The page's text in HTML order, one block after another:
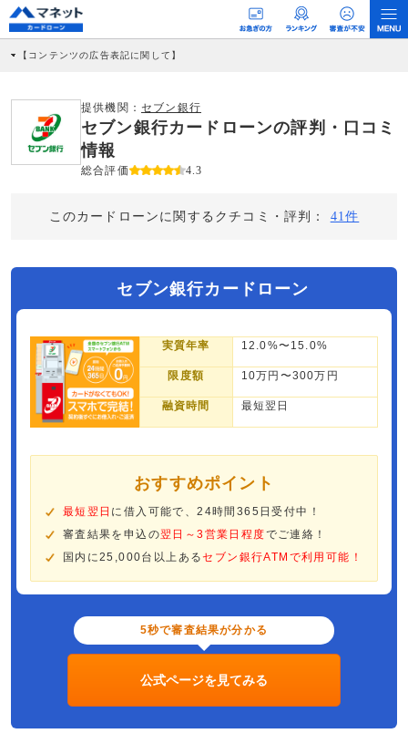
【コンテンツの広告表記に関して】
社に対して企業から紹介報酬が支払われるという収益モデルです。 ただし、特定の
商品を根拠なくPRするものではなく、当編集部の調査／ユーザーへの口コミ収集な
どに基づき、公平性を担保した情報提供を行っています。
>提携企業一覧
提供機関： セブン銀行
セブン銀行カードローンの評判・口コミ
情報
総合評価 4.3
このカードローンに関するクチコミ・評判： 41件
セブン銀行カードローン
実質年率 12.0%〜15.0%
限度額 10万円〜300万円
融資時間 最短翌日
おすすめポイント
最短翌日 に借入可能で、24時間365日受付中！
審査結果を申込の翌日～3営業日程度でご連絡！
国内に25,000台以上あるセブン銀行ATMで利用可能！
5秒で審査結果が分かる
公式ページを見てみる